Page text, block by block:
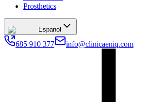
Prosthetics
Espanol
685 910 377 info@clinicaeniq.com